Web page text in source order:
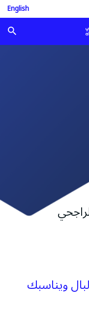
English
ويناسبك